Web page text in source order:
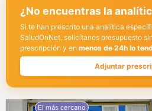
¿No encuentras la
Si te han prescrito una analítica
SaludOnNet, solicítanos presupuesto
prescripción y en menos de 24h lo
Adjuntar